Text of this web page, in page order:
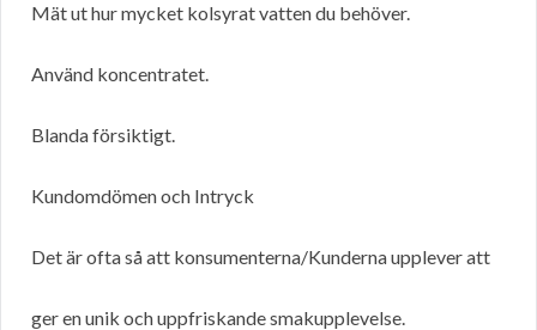
Mät ut hur mycket kolsyrat vatten du behöver.
Använd koncentratet.
Blanda försiktigt.
Kundomdömen och Intryck
Det är ofta så att konsumenterna/Kunderna upplever att
ger en unik och uppfriskande smakupplevelse.